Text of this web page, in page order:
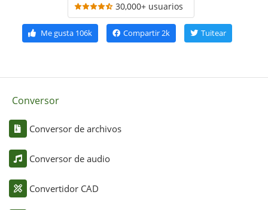
30,000+ usuarios
Me gusta106k Compartir2k Tuitear
Conversor
Conversor de archivos
Conversor de audio
Convertidor CAD